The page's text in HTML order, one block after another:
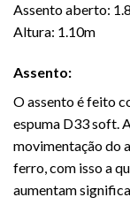
Assento aberto:
Altura: 1.10m
Assento:
O assento é feito
espuma D33 soft.
movimentação do
ferro, com isso a
aumentam